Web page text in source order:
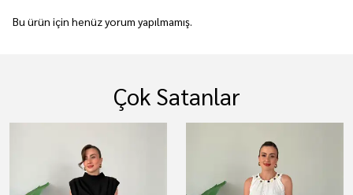
Bu ürün için henüz yorum yapılmamış.
Çok Satanlar